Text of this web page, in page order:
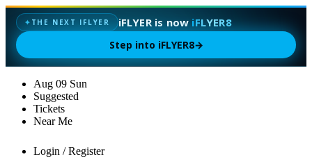
✦ THE NEXT IFLYER iFLYER is nowiFLYER8
Step into iFLYER8→
Aug 09 Sun
Suggested
Tickets
Near Me
Login / Register